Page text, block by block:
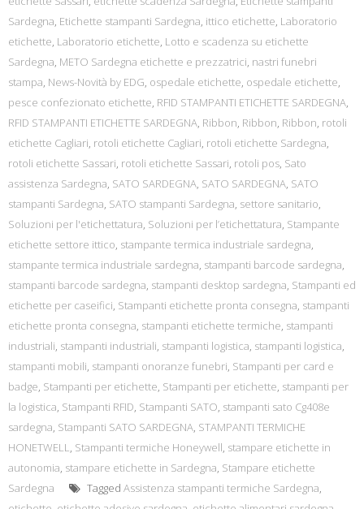
Sardegna, Etichette stampanti Sardegna, ittico etichette, Laboratorio
etichette, Laboratorio etichette, Lotto e scadenza su etichette
Sardegna, METO Sardegna etichette e prezzatrici, nastri funebri
stampa, News-Novità by EDG, ospedale etichette, ospedale etichette,
pesce confezionato etichette, RFID STAMPANTI ETICHETTE SARDEGNA,
RFID STAMPANTI ETICHETTE SARDEGNA, Ribbon, Ribbon, Ribbon, rotoli
etichette Cagliari, rotoli etichette Cagliari, rotoli etichette Sardegna,
rotoli etichette Sassari, rotoli etichette Sassari, rotoli pos, Sato
assistenza Sardegna, SATO SARDEGNA, SATO SARDEGNA, SATO
stampanti Sardegna, SATO stampanti Sardegna, settore sanitario,
Soluzioni per l'etichettatura, Soluzioni per l’etichettatura, Stampante
etichette settore ittico, stampante termica industriale sardegna,
stampante termica industriale sardegna, stampanti barcode sardegna,
stampanti barcode sardegna, stampanti desktop sardegna, Stampanti ed
etichette per caseifici, Stampanti etichette pronta consegna, stampanti
etichette pronta consegna, stampanti etichette termiche, stampanti
industriali, stampanti industriali, stampanti logistica, stampanti logistica,
stampanti mobili, stampanti onoranze funebri, Stampanti per card e
badge, Stampanti per etichette, Stampanti per etichette, stampanti per
la logistica, Stampanti RFID, Stampanti SATO, stampanti sato Cg408e
sardegna, Stampanti SATO SARDEGNA, STAMPANTI TERMICHE
HONETWELL, Stampanti termiche Honeywell, stampare etichette in
autonomia, stampare etichette in Sardegna, Stampare etichette
Sardegna
Tagged Assistenza stampanti termiche Sardegna,